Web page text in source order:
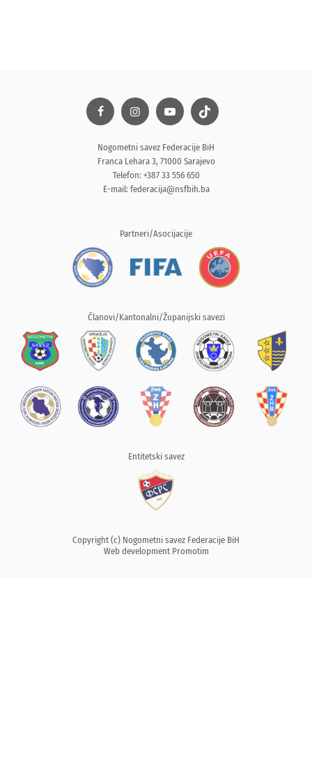
Nogometni savez Federacije BiH
Franca Lehara 3, 71000 Sarajevo
Telefon: +387 33 556 650
E-mail: federacija@nsfbih.ba
Partneri/Asocijacije
Članovi/Kantonalni/Županijski savezi
Entitetski savez
Copyright (c) Nogometni savez Federacije BiH
Web development Promotim